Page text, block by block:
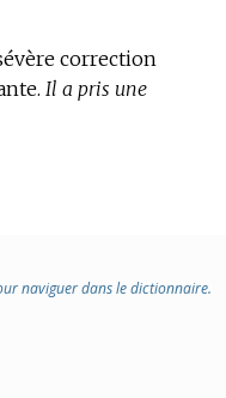
correction
Il a pris une
naviguer dans le dictionnaire.